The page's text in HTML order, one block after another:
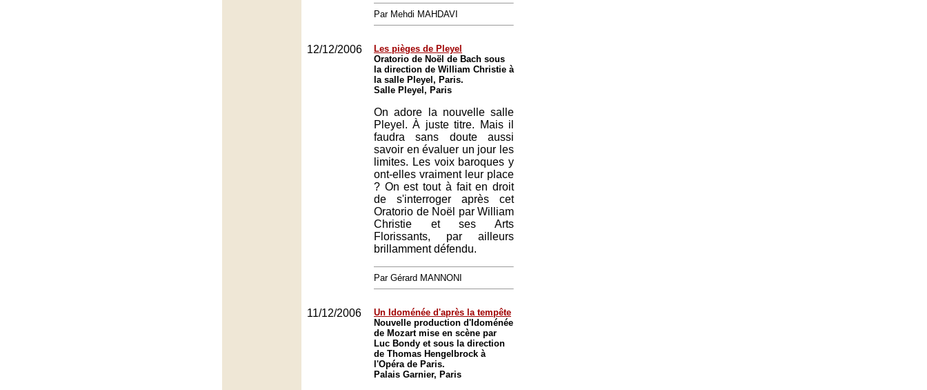
Par Mehdi MAHDAVI
12/12/2006
Les pièges de Pleyel
Oratorio de Noël de Bach sous
la direction de William Christie à
la salle Pleyel, Paris.
Salle Pleyel, Paris
On adore la nouvelle salle
Pleyel. À juste titre. Mais il
faudra sans doute aussi
savoir en évaluer un jour les
limites. Les voix baroques y
ont-elles vraiment leur place
? On est tout à fait en droit
de s'interroger après cet
Oratorio de Noël par William
Christie et ses Arts
Florissants, par ailleurs
brillamment défendu.
Par Gérard MANNONI
11/12/2006
Un Idoménée d'après la tempête
Nouvelle production d'Idoménée
de Mozart mise en scène par
Luc Bondy et sous la direction
de Thomas Hengelbrock à
l'Opéra de Paris.
Palais Garnier, Paris